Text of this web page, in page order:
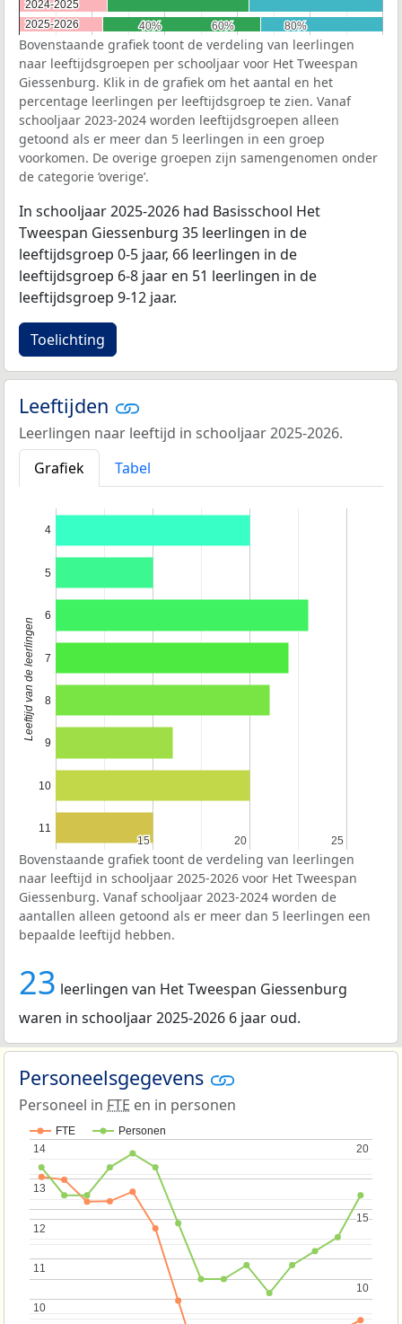
40%
40% 60%
60% 80%
80%
2024-2025
2024-2025
2025-2026
2025-2026
Bovenstaande grafiek toont de verdeling van leerlingen
naar leeftijdsgroepen per schooljaar voor Het Tweespan
Giessenburg. Klik in de grafiek om het aantal en het
percentage leerlingen per leeftijdsgroep te zien. Vanaf
schooljaar 2023-2024 worden leeftijdsgroepen alleen
getoond als er meer dan 5 leerlingen in een groep
voorkomen. De overige groepen zijn samengenomen onder
de categorie ‘overige’.
In schooljaar 2025-2026 had Basisschool Het
Tweespan Giessenburg 35 leerlingen in de
leeftijdsgroep 0-5 jaar, 66 leerlingen in de
leeftijdsgroep 6-8 jaar en 51 leerlingen in de
leeftijdsgroep 9-12 jaar.
Toelichting
Leeftijden
Leerlingen naar leeftijd in schooljaar 2025-2026.
Grafiek
Tabel
15
15 20
20 25
25
4
5
6
7
8
9
10
11
Leeftijd van de leerlingen
Bovenstaande grafiek toont de verdeling van leerlingen
naar leeftijd in schooljaar 2025-2026 voor Het Tweespan
Giessenburg. Vanaf schooljaar 2023-2024 worden de
aantallen alleen getoond als er meer dan 5 leerlingen een
bepaalde leeftijd hebben.
23 leerlingen van Het Tweespan Giessenburg
waren in schooljaar 2025-2026 6 jaar oud.
Personeelsgegevens
Personeel in FTE en in personen
FTE Personen
10
10
11
11
12
12
13
13
14
14
10
10
15
15
20
20